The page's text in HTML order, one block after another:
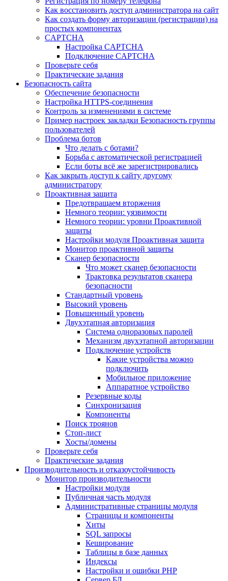
Как восстановить доступ администратора на сайт
Как создать форму авторизации (регистрации) на
простых компонентах
CAPTCHA
Настройка CAPTCHA
Подключение CAPTCHA
Проверьте себя
Практические задания
Безопасность сайта
Обеспечение безопасности
Настройка HTTPS-соединения
Контроль за изменениями в системе
Пример настроек закладки Безопасность группы
пользователей
Проблема ботов
Что делать с ботами?
Борьба с автоматической регистрацией
Если боты всё же зарегистрировались
Как закрыть доступ к сайту другому
администратору
Проактивная защита
Предотвращаем вторжения
Немного теории: уязвимости
Немного теории: уровни Проактивной
защиты
Настройки модуля Проактивная защита
Монитор проактивной защиты
Сканер безопасности
Что может сканер безопасности
Трактовка результатов сканера
безопасности
Стандартный уровень
Высокий уровень
Повышенный уровень
Двухэтапная авторизация
Система одноразовых паролей
Механизм двухэтапной авторизации
Подключение устройств
Какие устройства можно
подключить
Мобильное приложение
Аппаратное устройство
Резервные коды
Синхронизация
Компоненты
Поиск троянов
Стоп-лист
Хосты/домены
Проверьте себя
Практические задания
Производительность и отказоустойчивость
Монитор производительности
Настройки модуля
Публичная часть модуля
Административные страницы модуля
Страницы и компоненты
Хиты
SQL запросы
Кеширование
Таблицы в базе данных
Индексы
Настройки и ошибки PHP